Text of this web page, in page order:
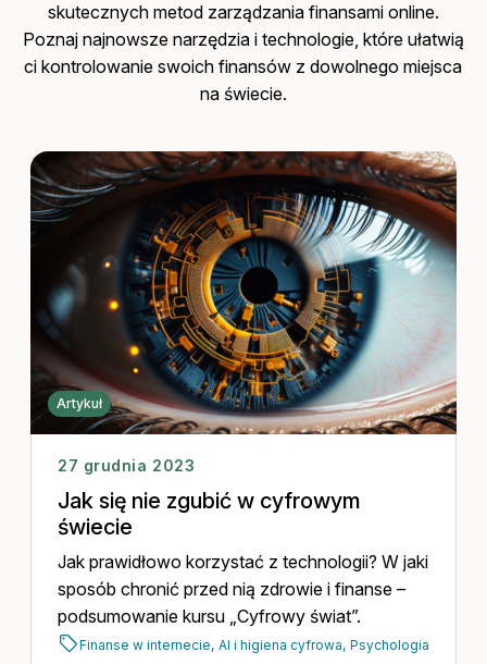
skutecznych metod zarządzania finansami online.
Poznaj najnowsze narzędzia i technologie, które ułatwią
ci kontrolowanie swoich finansów z dowolnego miejsca
na świecie.
Artykuł
27 grudnia 2023
Jak się nie zgubić w cyfrowym
świecie
Jak prawidłowo korzystać z technologii? W jaki
sposób chronić przed nią zdrowie i finanse –
podsumowanie kursu „Cyfrowy świat”.
Finanse w internecie, AI i higiena cyfrowa, Psychologia